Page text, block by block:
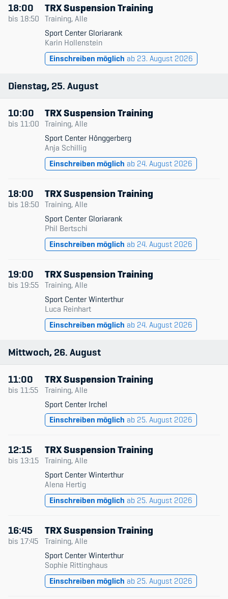
18:00
bis 18:50
TRX Suspension Training
Training, Alle
Sport Center Gloriarank
Karin Hollenstein
Einschreiben möglich ab 23. August 2026
Dienstag 25 August
10:00
bis 11:00
TRX Suspension Training
Training, Alle
Sport Center Hönggerberg
Anja Schillig
Einschreiben möglich ab 24. August 2026
18:00
bis 18:50
TRX Suspension Training
Training, Alle
Sport Center Gloriarank
Phil Bertschi
Einschreiben möglich ab 24. August 2026
19:00
bis 19:55
TRX Suspension Training
Training, Alle
Sport Center Winterthur
Luca Reinhart
Einschreiben möglich ab 24. August 2026
Mittwoch 26 August
11:00
bis 11:55
TRX Suspension Training
Training, Alle
Sport Center Irchel
Einschreiben möglich ab 25. August 2026
12:15
bis 13:15
TRX Suspension Training
Training, Alle
Sport Center Winterthur
Alena Hertig
Einschreiben möglich ab 25. August 2026
16:45
bis 17:45
TRX Suspension Training
Training, Alle
Sport Center Winterthur
Sophie Rittinghaus
Einschreiben möglich ab 25. August 2026